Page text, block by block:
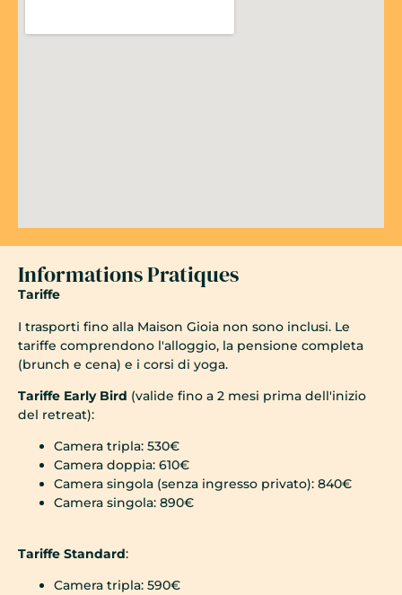
Informations Pratiques
Tariffe
I trasporti fino alla Maison Gioia non sono inclusi. Le
tariffe comprendono l'alloggio, la pensione completa
(brunch e cena) e i corsi di yoga.
Tariffe Early Bird (valide fino a 2 mesi prima dell'inizio
del retreat):
Camera tripla: 530€
Camera doppia: 610€
Camera singola (senza ingresso privato): 840€
Camera singola: 890€
Tariffe Standard:
Camera tripla: 590€